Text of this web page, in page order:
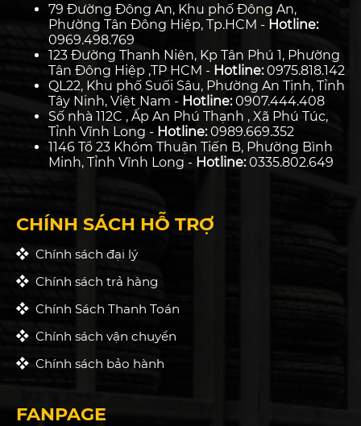
79 Đường Đông An, Khu phố Đông An,
Phường Tân Đông Hiệp, Tp.HCM - Hotline:
0969.498.769
123 Đường Thanh Niên, Kp Tân Phú 1, Phường
Tân Đông Hiệp ,TP HCM - Hotline:0975.818.142
QL22, Khu phố Suối Sâu, Phường An Tịnh, Tỉnh
Tây Ninh, Việt Nam - Hotline:0907.444.408
Số nhà 112C , Ấp An Phú Thạnh , Xã Phú Túc,
Tỉnh Vĩnh Long - Hotline:0989.669.352
1146 Tổ 23 Khóm Thuận Tiến B, Phường Bình
Minh, Tỉnh Vĩnh Long - Hotline:0335.802.649
CHÍNH SÁCH HỖ TRỢ
Chính sách đại lý
Chính sách trả hàng
Chính Sách Thanh Toán
Chính sách vận chuyển
Chính sách bảo hành
FANPAGE